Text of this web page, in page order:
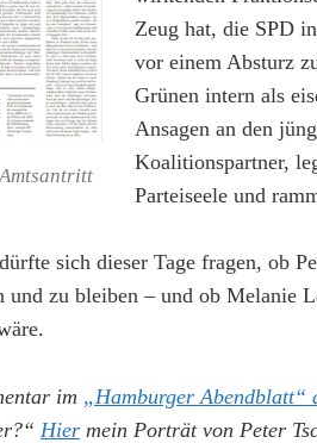
Zeug hat, die SPD
vor einem Absturz
Grünen intern als
Ansagen an den
Koalitionspartner,
Parteiseele und
sich dieser Tage fragen, ob
und zu bleiben – und ob Melanie
im „Hamburger Abendblatt“
Hier mein Porträt von Peter